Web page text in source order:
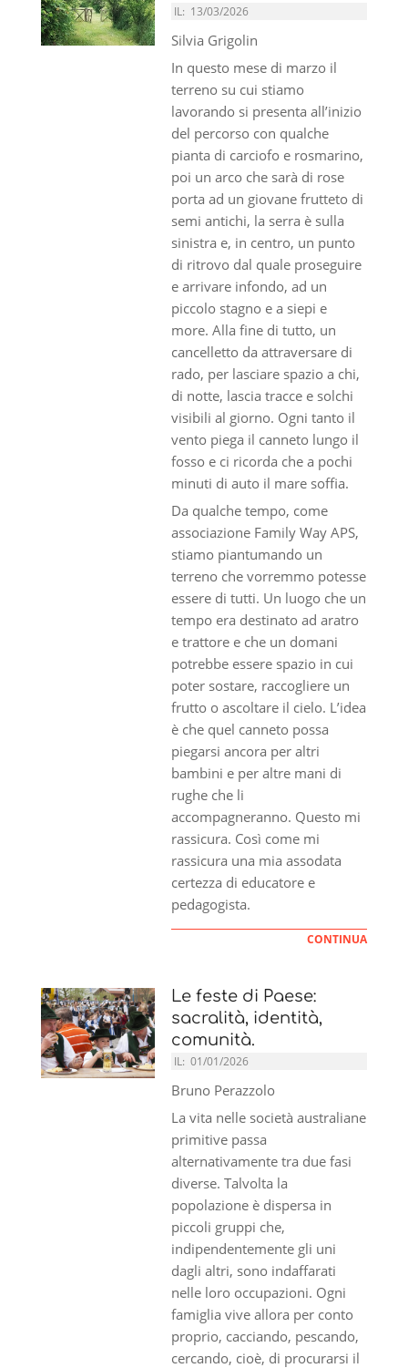
IL: 13/03/2026
Silvia Grigolin
In questo mese di marzo il
terreno su cui stiamo
lavorando si presenta all’inizio
del percorso con qualche
pianta di carciofo e rosmarino,
poi un arco che sarà di rose
porta ad un giovane frutteto di
semi antichi, la serra è sulla
sinistra e, in centro, un punto
di ritrovo dal quale proseguire
e arrivare infondo, ad un
piccolo stagno e a siepi e
more. Alla fine di tutto, un
cancelletto da attraversare di
rado, per lasciare spazio a chi,
di notte, lascia tracce e solchi
visibili al giorno. Ogni tanto il
vento piega il canneto lungo il
fosso e ci ricorda che a pochi
minuti di auto il mare soffia.
Da qualche tempo, come
associazione Family Way APS,
stiamo piantumando un
terreno che vorremmo potesse
essere di tutti. Un luogo che un
tempo era destinato ad aratro
e trattore e che un domani
potrebbe essere spazio in cui
poter sostare, raccogliere un
frutto o ascoltare il cielo. L’idea
è che quel canneto possa
piegarsi ancora per altri
bambini e per altre mani di
rughe che li
accompagneranno. Questo mi
rassicura. Così come mi
rassicura una mia assodata
certezza di educatore e
pedagogista.
CONTINUA
Le feste di Paese:
sacralità, identità,
comunità.
IL: 01/01/2026
Bruno Perazzolo
La vita nelle società australiane
primitive passa
alternativamente tra due fasi
diverse. Talvolta la
popolazione è dispersa in
piccoli gruppi che,
indipendentemente gli uni
dagli altri, sono indaffarati
nelle loro occupazioni. Ogni
famiglia vive allora per conto
proprio, cacciando, pescando,
cercando, cioè, di procurarsi il